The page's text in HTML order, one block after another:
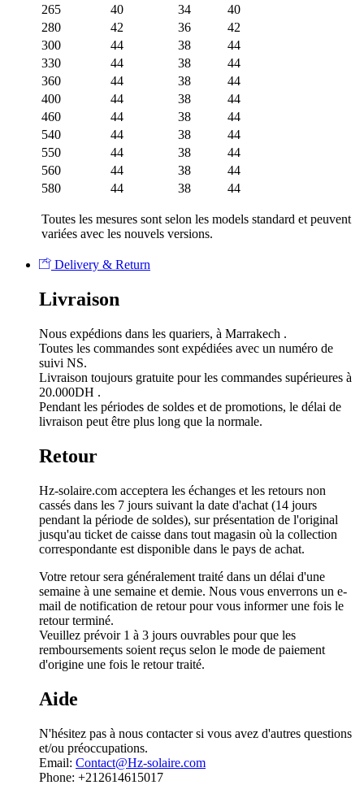
265
40 34
40
280
42 36
42
300
44 38
44
330
44 38
44
360
44 38
44
400
44 38
44
460
44 38
44
540
44 38
44
550
44 38
44
560
44 38
44
580
44 38 44
Toutes les mesures sont selon les models standard et peuvent
variées avec les nouvels versions.
Delivery & Return
Livraison
Nous expédions dans les quariers, à Marrakech .
Toutes les commandes sont expédiées avec un numéro de
suivi NS.
Livraison toujours gratuite pour les commandes supérieures à
20.000DH .
Pendant les périodes de soldes et de promotions, le délai de
livraison peut être plus long que la normale.
Retour
Hz-solaire.com acceptera les échanges et les retours non
cassés dans les 7 jours suivant la date d'achat (14 jours
pendant la période de soldes), sur présentation de l'original
jusqu'au ticket de caisse dans tout magasin où la collection
correspondante est disponible dans le pays de achat.
Votre retour sera généralement traité dans un délai d'une
semaine à une semaine et demie. Nous vous enverrons un e-
mail de notification de retour pour vous informer une fois le
retour terminé.
Veuillez prévoir 1 à 3 jours ouvrables pour que les
remboursements soient reçus selon le mode de paiement
d'origine une fois le retour traité.
Aide
N'hésitez pas à nous contacter si vous avez d'autres questions
et/ou préoccupations.
Email: Contact@Hz-solaire.com
Phone: +212614615017